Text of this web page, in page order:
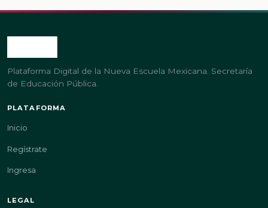
Plataforma Digital de la Nueva Escuela Mexicana. Secretaría
de Educación Pública.
PLATAFORMA
Inicio
Regístrate
Ingresa
LEGAL